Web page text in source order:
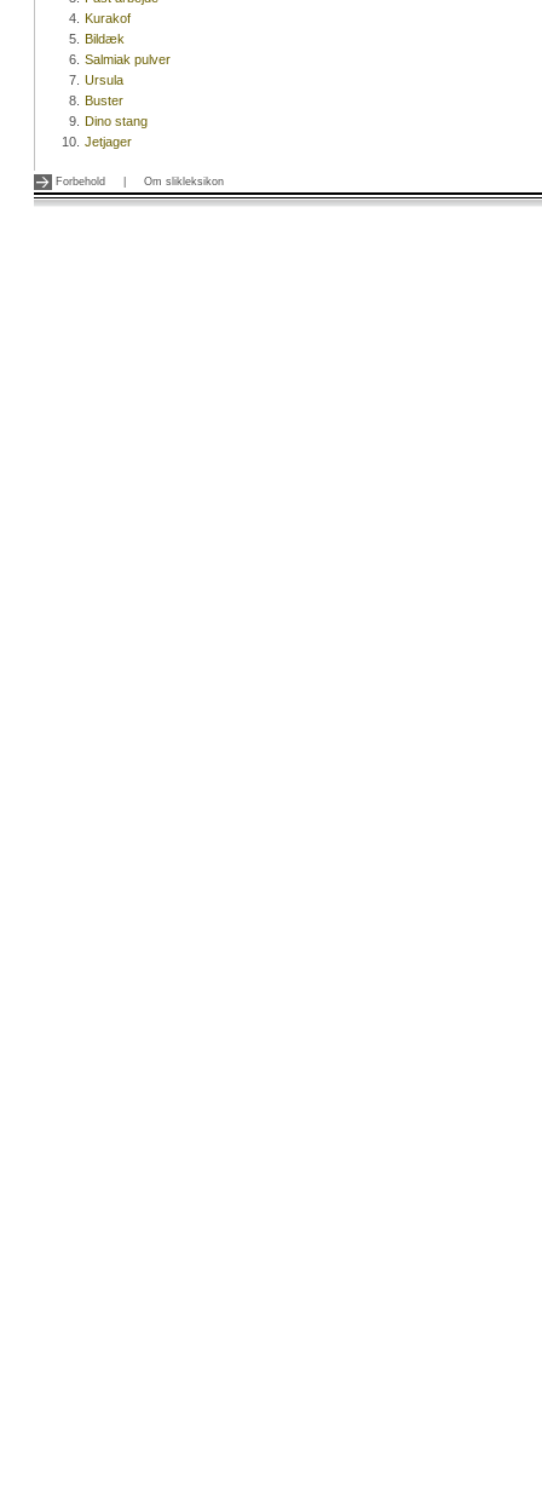
4. Kurakof
5. Bildæk
6. Salmiak pulver
7. Ursula
8. Buster
9. Dino stang
10. Jetjager
Forbehold Om slikleksikon